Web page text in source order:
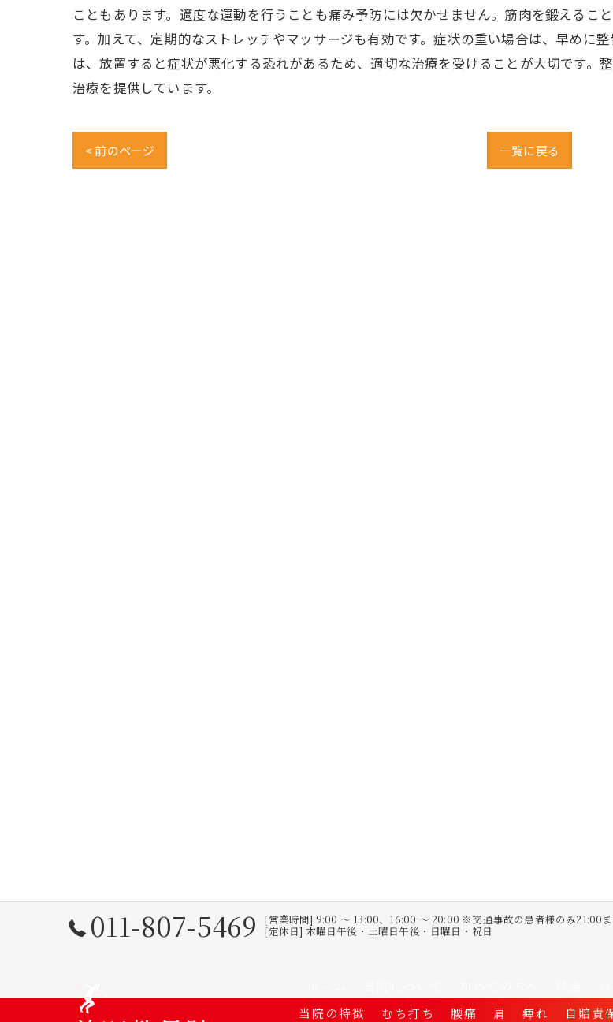
こともあります。適度な運動を行うことも痛み予防には欠かせません。筋肉を鍛えるこ
す。加えて、定期的なストレッチやマッサージも有効です。症状の重い場合は、早めに
は、放置すると症状が悪化する恐れがあるため、適切な治療を受けることが大切です。
治療を提供しています。
< 前のページ 一覧に戻る
011-807-5469
[営業時間] 9:00 〜 13:00、16:00 〜 20:00 ※交通事故の患者様のみ21:00
[定休日] 木曜日午後・土曜日午後・日曜日・祝日
当院の特徴
むち打ち 腰痛 肩 痺れ 自賠責